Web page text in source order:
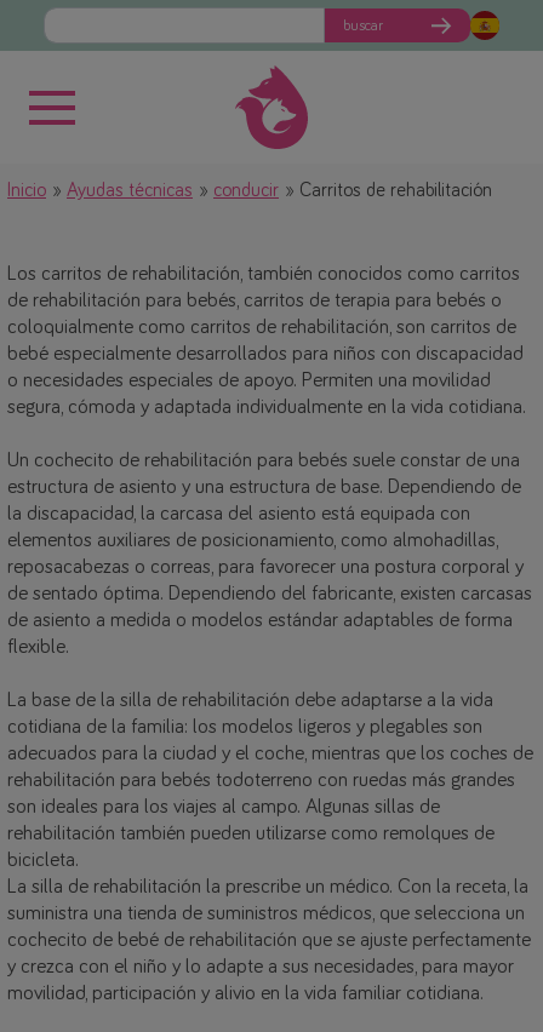
buscar
Inicio Ayudas técnicas conducir Carritos de rehabilitación
Los carritos de rehabilitación, también conocidos como carritos
de rehabilitación para bebés, carritos de terapia para bebés o
coloquialmente como carritos de rehabilitación, son carritos de
bebé especialmente desarrollados para niños con discapacidad
o necesidades especiales de apoyo. Permiten una movilidad
segura, cómoda y adaptada individualmente en la vida cotidiana.
Un cochecito de rehabilitación para bebés suele constar de una
estructura de asiento y una estructura de base. Dependiendo de
la discapacidad, la carcasa del asiento está equipada con
elementos auxiliares de posicionamiento, como almohadillas,
reposacabezas o correas, para favorecer una postura corporal y
de sentado óptima. Dependiendo del fabricante, existen carcasas
de asiento a medida o modelos estándar adaptables de forma
flexible.
La base de la silla de rehabilitación debe adaptarse a la vida
cotidiana de la familia: los modelos ligeros y plegables son
adecuados para la ciudad y el coche, mientras que los coches de
rehabilitación para bebés todoterreno con ruedas más grandes
son ideales para los viajes al campo. Algunas sillas de
rehabilitación también pueden utilizarse como remolques de
bicicleta.
La silla de rehabilitación la prescribe un médico. Con la receta, la
suministra una tienda de suministros médicos, que selecciona un
cochecito de bebé de rehabilitación que se ajuste perfectamente
y crezca con el niño y lo adapte a sus necesidades, para mayor
movilidad, participación y alivio en la vida familiar cotidiana.